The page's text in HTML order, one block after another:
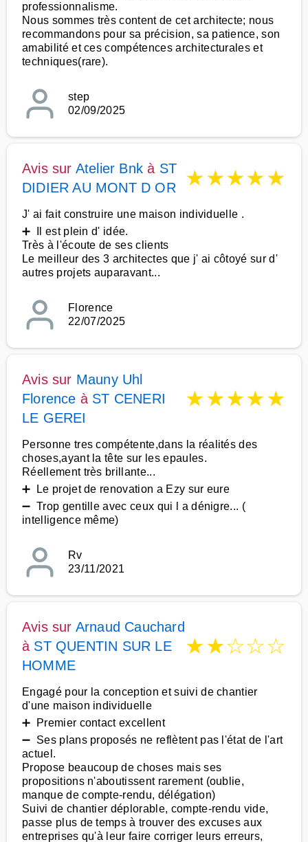
professionnalisme.
Nous sommes très content de cet architecte; nous
recommandons pour sa précision, sa patience, son
amabilité et ces compétences architecturales et
techniques(rare).
step
02/09/2025
Avis sur Atelier Bnk à ST
DIDIER AU MONT D OR
★★★★★
J' ai fait construire une maison individuelle .
➕ Il est plein d' idée.
Très à l'écoute de ses clients
Le meilleur des 3 architectes que j' ai côtoyé sur d'
autres projets auparavant...
Florence
22/07/2025
Avis sur Mauny Uhl
Florence à ST CENERI
LE GEREI
★★★★★
Personne tres compétente,dans la réalités des
choses,ayant la tête sur les epaules.
Réellement très brillante...
➕ Le projet de renovation a Ezy sur eure
➖ Trop gentille avec ceux qui l a dénigre... (
intelligence même)
Rv
23/11/2021
Avis sur Arnaud Cauchard
à ST QUENTIN SUR LE
HOMME
★★☆☆☆
Engagé pour la conception et suivi de chantier
d'une maison individuelle
➕ Premier contact excellent
➖ Ses plans proposés ne reflètent pas l'état de l'art
actuel.
Propose beaucoup de choses mais ses
propositions n'aboutissent rarement (oublie,
manque de compte-rendu, délégation)
Suivi de chantier déplorable, compte-rendu vide,
passe plus de temps à trouver des excuses aux
entreprises qu'à leur faire corriger leurs erreurs,